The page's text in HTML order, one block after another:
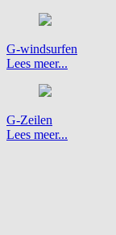
G-windsurfen
Lees meer...
G-Zeilen
Lees meer...